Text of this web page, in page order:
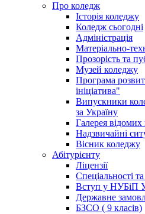
Про коледж
Історія коледжу
Коледж сьогодні
Адміністрація
Матеріально-
Прозорість та
Музей коледжу
Програма
ініціатива"
Випускники
за Україну
Галерея
Надзвичайні
Вісник коледжу
Абітурієнту
Ліцензії
Спеціальності
Вступ у НУБіП
Державне
БЗСО ( 9 класів)